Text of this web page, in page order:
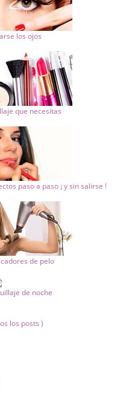
los ojos
que necesitas
paso a paso ¡ y sin salirse !
de pelo
de noche
los posts )